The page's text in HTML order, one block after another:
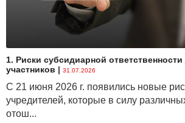
1. Риски субсидиарной
участников | 31.07.2026
С 21 июня 2026 г. появились новые
учредителей, которые в силу
отош...